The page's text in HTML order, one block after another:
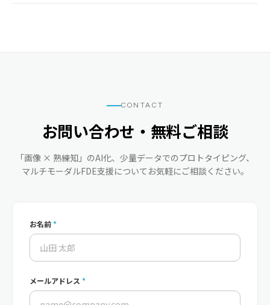
CONTACT
お問い合わせ・無料ご相談
「画像 × 熟練知」のAI化、少量データでのプロトタイピング、
マルチモーダルFDE支援についてお気軽にご相談ください。
お名前*
メールアドレス *